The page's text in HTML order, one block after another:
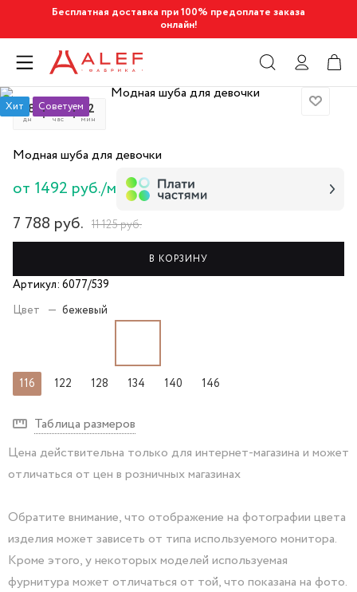
Бесплатная доставка при 100% предоплате заказа
онлайн!
Хит Советуем
08
дн
17
час
32
мин
Модная шуба для девочки
от 1492 руб./м
7 788 руб. 11 125руб.
В КОРЗИНУ
Артикул: 6077/539
Цвет — бежевый
116 122 128 134 140 146
Таблица размеров
Цена действительна только для интернет-магазина и может
отличаться от цен в розничных магазинах
Обратите внимание, что отображение на фотографии цвета
изделия может зависеть от типа используемого монитора.
Кроме этого, у некоторых моделей используемая
фурнитура может отличаться от той, что показана на фото.